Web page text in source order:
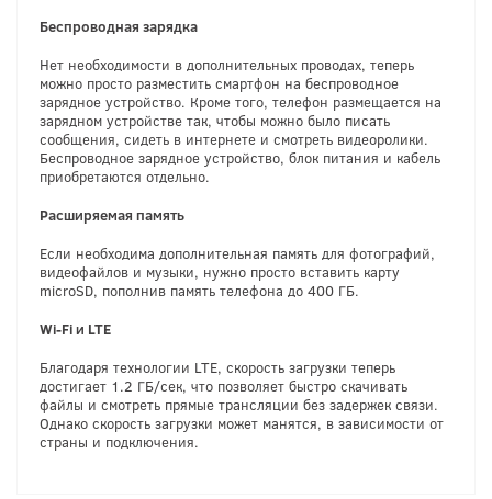
Беспроводная зарядка
Нет необходимости в дополнительных проводах, теперь
можно просто разместить смартфон на беспроводное
зарядное устройство. Кроме того, телефон размещается на
зарядном устройстве так, чтобы можно было писать
сообщения, сидеть в интернете и смотреть видеоролики.
Беспроводное зарядное устройство, блок питания и кабель
приобретаются отдельно.
Расширяемая память
Если необходима дополнительная память для фотографий,
видеофайлов и музыки, нужно просто вставить карту
microSD, пополнив память телефона до 400 ГБ.
Wi-Fi и LTE
Благодаря технологии LTE, скорость загрузки теперь
достигает 1.2 ГБ/сек, что позволяет быстро скачивать
файлы и смотреть прямые трансляции без задержек связи.
Однако скорость загрузки может манятся, в зависимости от
страны и подключения.